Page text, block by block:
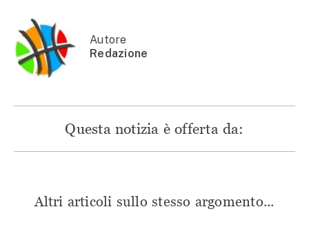
finestra)
Autore
Redazione
Questa notizia è offerta da:
Altri articoli sullo stesso argomento...